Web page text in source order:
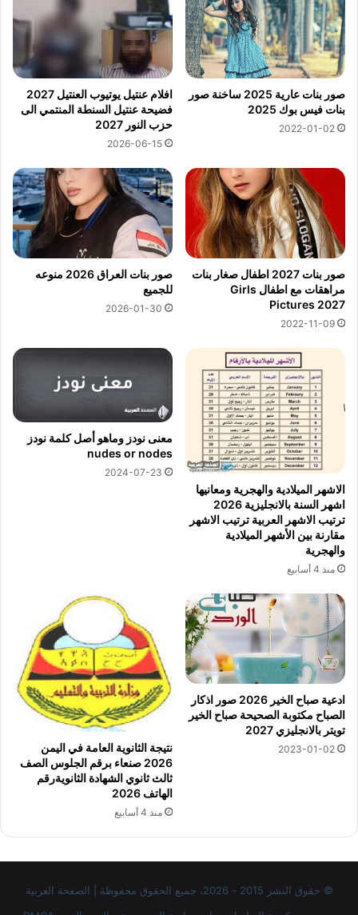
صور بنات عارية 2025 ساخنة صور
بنات فيس بوك 2025
2022-01-02
افلام عنتيل يوتيوب العنتيل 2027
فضيحة عنتيل السنطة المنتمي الى
حزب النور 2027
2026-06-15
صور بنات 2027 اطفال صغار بنات
مراهقات مع اطفال Girls
Pictures 2027
2022-11-09
صور بنات العراق 2026 منوعه
للجميع
2026-01-30
الاشهر الميلادية والهجرية ومعانيها
اشهر السنة بالانجليزية 2026
ترتيب الاشهر العربية ترتيب الاشهر
مقارنة بين الأشهر الميلادية
والهجرية
منذ 4 أسابيع
معنى نودز وماهو أصل كلمة نودز
nudes or nodes
2024-07-23
ادعية صباح الخير 2026 صور اذكار
الصباح مكتوبة الصحيحة صباح الخير
تويتر بالانجليزي 2027
2023-01-02
نتيجة الثانوية العامة في اليمن
2026 صنعاء برقم الجلوس الصف
ثالث ثانوي الشهادة الثانويةرقم
الهاتف 2026
منذ 4 أسابيع
© حقوق النشر 2015 - 2026، جميع الحقوق محفوظة | الصفحة العربية